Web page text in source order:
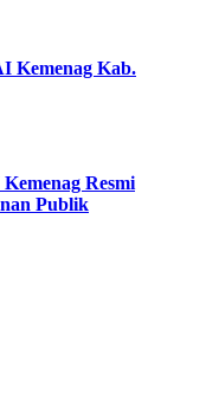
Kemenag Kab.
Resmi
Publik